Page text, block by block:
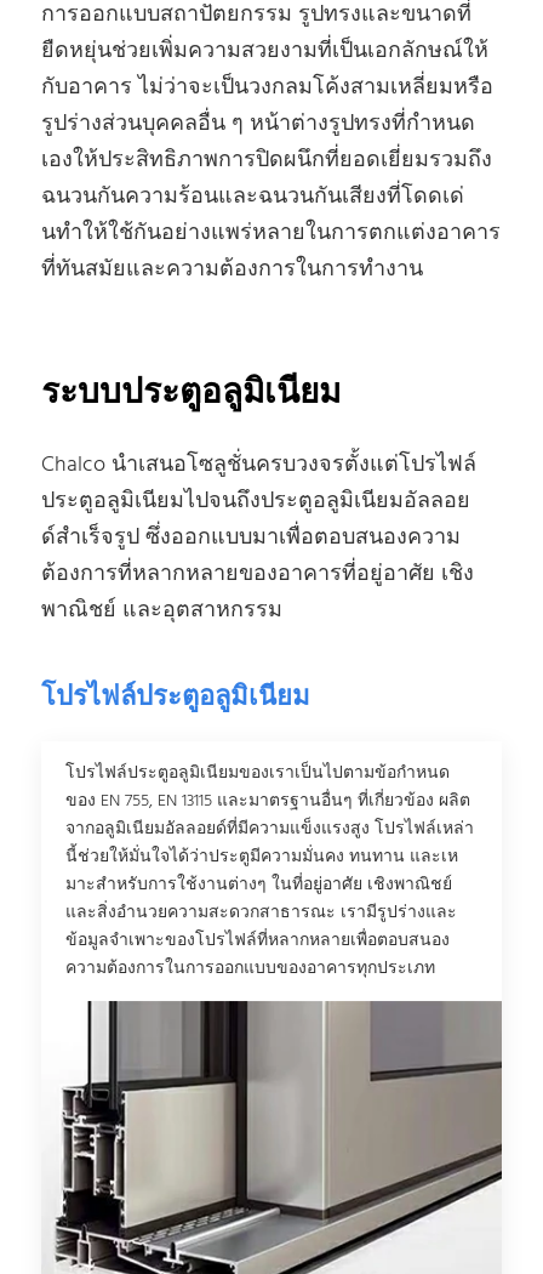
การออกแบบสถาปัตยกรรม รูปทรงและขนาดที่
ยืดหยุ่นช่วยเพิ่มความสวยงามที่เป็นเอกลักษณ์ให้
กับอาคาร ไม่ว่าจะเป็นวงกลมโค้งสามเหลี่ยมหรือ
รูปร่างส่วนบุคคลอื่น ๆ หน้าต่างรูปทรงที่กําหนด
เองให้ประสิทธิภาพการปิดผนึกที่ยอดเยี่ยมรวมถึง
ฉนวนกันความร้อนและฉนวนกันเสียงที่โดดเด่
นทําให้ใช้กันอย่างแพร่หลายในการตกแต่งอาคาร
ที่ทันสมัยและความต้องการในการทํางาน
ระบบประตูอลูมิเนียม
Chalco นําเสนอโซลูชั่นครบวงจรตั้งแต่โปรไฟล์
ประตูอลูมิเนียมไปจนถึงประตูอลูมิเนียมอัลลอย
ด์สําเร็จรูป ซึ่งออกแบบมาเพื่อตอบสนองความ
ต้องการที่หลากหลายของอาคารที่อยู่อาศัย เชิง
พาณิชย์ และอุตสาหกรรม
โปรไฟล์ประตูอลูมิเนียม
โปรไฟล์ประตูอลูมิเนียมของเราเป็นไปตามข้อกําหนด
ของ EN 755, EN 13115 และมาตรฐานอื่นๆ ที่เกี่ยวข้อง ผลิต
จากอลูมิเนียมอัลลอยด์ที่มีความแข็งแรงสูง โปรไฟล์เหล่า
นี้ช่วยให้มั่นใจได้ว่าประตูมีความมั่นคง ทนทาน และเห
มาะสําหรับการใช้งานต่างๆ ในที่อยู่อาศัย เชิงพาณิชย์
และสิ่งอํานวยความสะดวกสาธารณะ เรามีรูปร่างและ
ข้อมูลจําเพาะของโปรไฟล์ที่หลากหลายเพื่อตอบสนอง
ความต้องการในการออกแบบของอาคารทุกประเภท